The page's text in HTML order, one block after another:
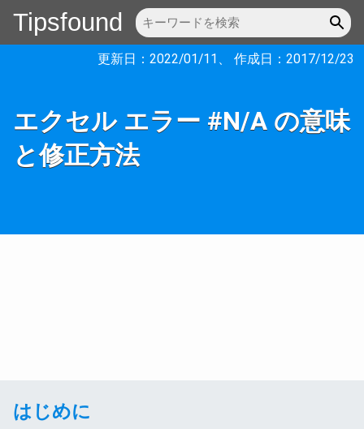
Tipsfound
更新日： 2022/01/11 、 作成日： 2017/12/23
エクセル エラー #N/A の意味
と修正方法
はじめに